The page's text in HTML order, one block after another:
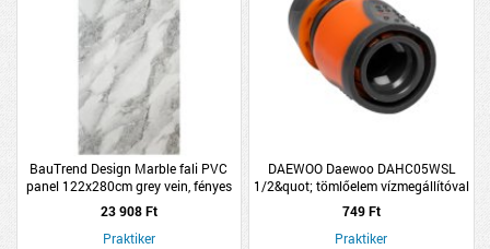
BauTrend Design Marble fali PVC
panel 122x280cm grey vein, fényes
felületű
23 908 Ft
Praktiker
DAEWOO Daewoo DAHC05WSL
1/2&quot; tömlőelem vízmegállítóval
749 Ft
Praktiker